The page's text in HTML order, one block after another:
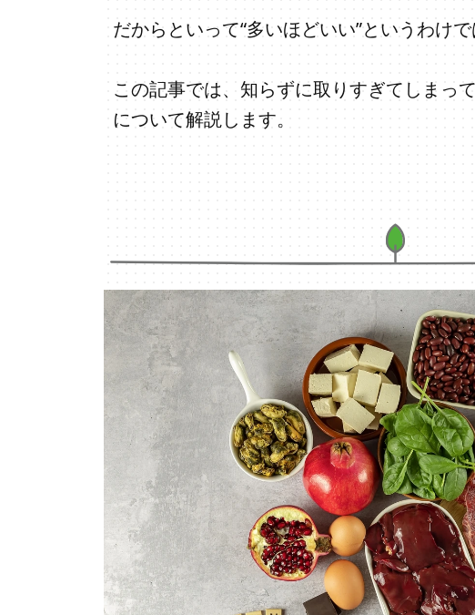
だからといって“多いほどいい”というわけで
この記事では、知らずに取りすぎてしまっ
について解説します。